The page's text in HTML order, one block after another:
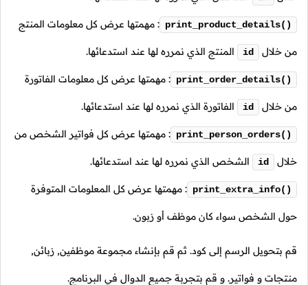
print_product_details() : مهمتها عرض كل معلومات المنتج
من خلال id المنتج الذي نمرره لها عند استدعائها.
print_order_details() : مهمتها عرض كل معلومات الفاتورة
من خلال id الفاتورة الذي نمرره لها عند استدعائها.
print_person_orders() : مهمتها عرض كل فواتير الشخص من
خلال id الشخص الذي نمرره لها عند استدعائها.
print_extra_info() : مهمتها عرض كل المعلومات المتوفرة
حول الشخص سواء كان موظف أو زبون.
قم بتحويل الرسم إلى كود. ثم قم بإنشاء مجموعة موظفين, زبائن,
منتجات و فواتير. و قم بتجربة جميع الدوال في البرنامج.